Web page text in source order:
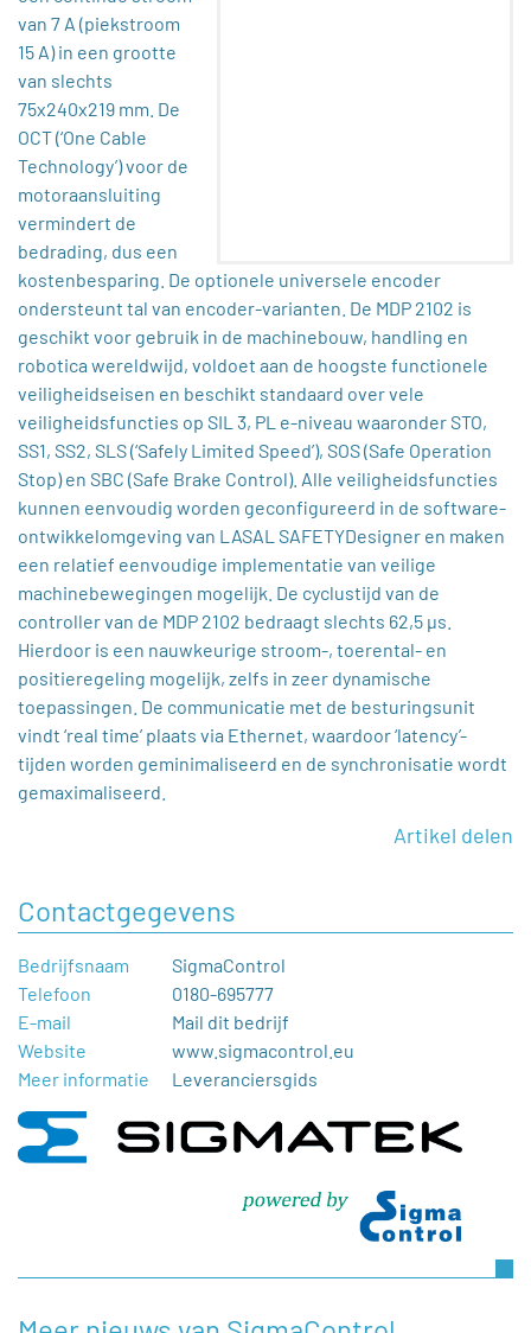
van 7 A (piekstroom
15 A) in een grootte
van slechts
75x240x219 mm. De
OCT (‘One Cable
Technology’) voor de
motoraansluiting
vermindert de
bedrading, dus een
kostenbesparing. De optionele universele encoder
ondersteunt tal van encoder-varianten. De MDP 2102 is
geschikt voor gebruik in de machinebouw, handling en
robotica wereldwijd, voldoet aan de hoogste functionele
veiligheidseisen en beschikt standaard over vele
veiligheidsfuncties op SIL 3, PL e-niveau waaronder STO,
SS1, SS2, SLS (‘Safely Limited Speed’), SOS (Safe Operation
Stop) en SBC (Safe Brake Control). Alle veiligheidsfuncties
kunnen eenvoudig worden geconfigureerd in de software-
ontwikkelomgeving van LASAL SAFETYDesigner en maken
een relatief eenvoudige implementatie van veilige
machinebewegingen mogelijk. De cyclustijd van de
controller van de MDP 2102 bedraagt slechts 62,5 μs.
Hierdoor is een nauwkeurige stroom-, toerental- en
positieregeling mogelijk, zelfs in zeer dynamische
toepassingen. De communicatie met de besturingsunit
vindt ‘real time’ plaats via Ethernet, waardoor ‘latency’-
tijden worden geminimaliseerd en de synchronisatie wordt
gemaximaliseerd.
Artikel delen
Contactgegevens
Bedrijfsnaam
SigmaControl
Telefoon
0180-695777
E-mail
Mail dit bedrijf
Website
www.sigmacontrol.eu
Meer informatie
Leveranciersgids